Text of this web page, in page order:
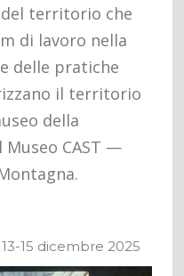
territorio che
di lavoro nella
delle pratiche
il territorio
della
Museo CAST —
15 dicembre 2025